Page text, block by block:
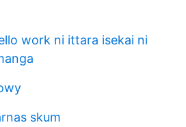
work ni ittara isekai ni
skum